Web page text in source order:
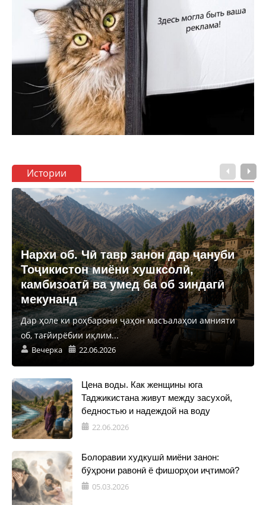
Истории
Нархи об. Чӣ тавр занон дар ҷануби
Тоҷикистон миёни хушксолӣ,
камбизоатӣ ва умед ба об зиндагӣ
мекунанд
Дар ҳоле ки роҳбарони ҷаҳон масъалаҳои амнияти
об, тағйирёбии иқлим...
Вечерка 22.06.2026
Цена воды. Как женщины юга
Таджикистана живут между засухой,
бедностью и надеждой на воду
22.06.2026
Болоравии худкушӣ миёни занон:
бӯҳрони равонӣ ё фишорҳои иҷтимоӣ?
05.03.2026